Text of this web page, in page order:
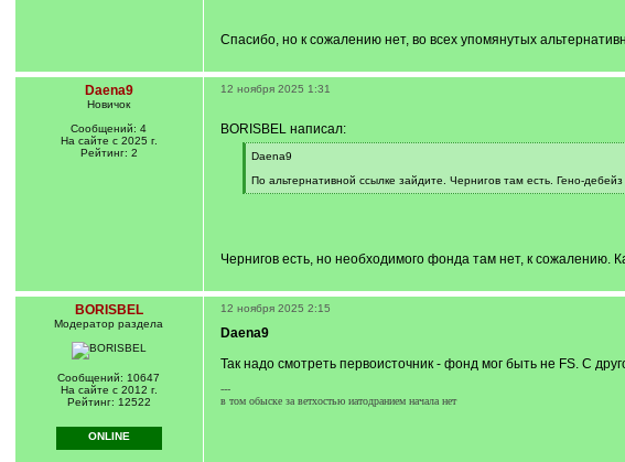
Спасибо, но к сожалению нет, во всех упомянутых
Daena9
Новичок
Сообщений: 4
На сайте с 2025 г.
Рейтинг: 2
12 ноября 2025 1:31
BORISBEL написал:
[
]
Daena9
По альтернативной ссылке зайдите. Чернигов там есть. Гено-дебейз
[
Чернигов есть, но необходимого фонда там нет, к сожалению.
BORISBEL
Модератор раздела
Сообщений: 10647
На сайте с 2012 г.
Рейтинг: 12522
12 ноября 2025 2:15
Daena9
Так надо смотреть первоисточник - фонд мог быть не FS. С
---
в том обыске за ветхостью иатодранием начала нет
ONLINE